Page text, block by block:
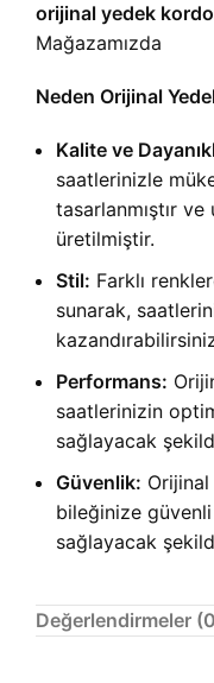
orijinal yedek
Mağazamızda
Neden Orijinal
Kalite ve
saatlerinizle
tasarlanmıştır
üretilmiştir.
Stil: Farklı
sunarak,
Performans:
saatlerinizin
sağlayacak
Güvenlik:
bileğinize güvenli
sağlayacak
Değerlendirmeler